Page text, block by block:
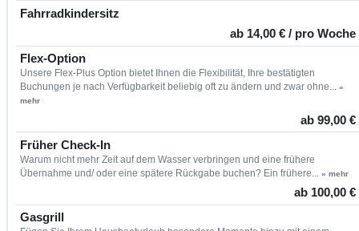
Fahrradkindersitz
ab 14,00 € / pro Woche
Flex-Option
Unsere Flex-Plus Option bietet Ihnen die Flexibilität, Ihre bestätigten
Buchungen je nach Verfügbarkeit beliebig oft zu ändern und zwar ohne... »
mehr
ab 99,00 €
Früher Check-In
Warum nicht mehr Zeit auf dem Wasser verbringen und eine frühere
Übernahme und/ oder eine spätere Rückgabe buchen? Ein frühere... » mehr
ab 100,00 €
Gasgrill